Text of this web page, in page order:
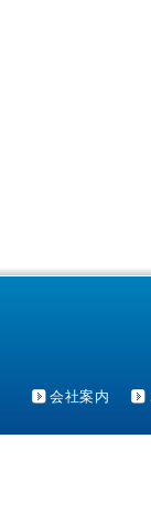
会社案内